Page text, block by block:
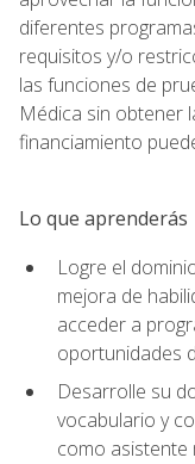
diferentes
requisitos y/o
las funciones de
Médica sin obtener
financiamiento
Lo que aprenderás
Logre el
mejora de
acceder a
oportunidades
Desarrolle su
vocabulario y
como asistente